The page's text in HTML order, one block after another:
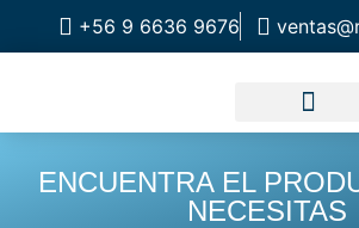
+56 9 6636 9676
ENCUENTRA EL
NECESITAS